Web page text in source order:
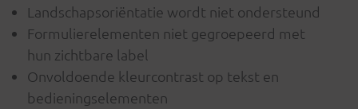
Landschapsoriëntatie wordt niet ondersteund
Formulierelementen niet gegroepeerd met
hun zichtbare label
Onvoldoende kleurcontrast op tekst en
bedieningselementen